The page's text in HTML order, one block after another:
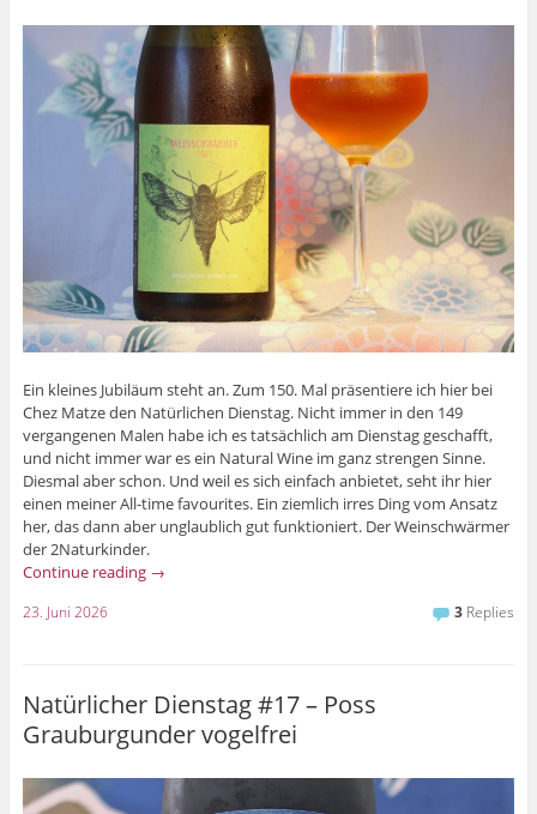
Ein kleines Jubiläum steht an. Zum 150. Mal präsentiere ich hier bei
Chez Matze den Natürlichen Dienstag. Nicht immer in den 149
vergangenen Malen habe ich es tatsächlich am Dienstag geschafft,
und nicht immer war es ein Natural Wine im ganz strengen Sinne.
Diesmal aber schon. Und weil es sich einfach anbietet, seht ihr hier
einen meiner All-time favourites. Ein ziemlich irres Ding vom Ansatz
her, das dann aber unglaublich gut funktioniert. Der Weinschwärmer
der 2Naturkinder.
Continue reading →
23. Juni 2026 3 Replies
Natürlicher Dienstag #17 – Poss
Grauburgunder vogelfrei